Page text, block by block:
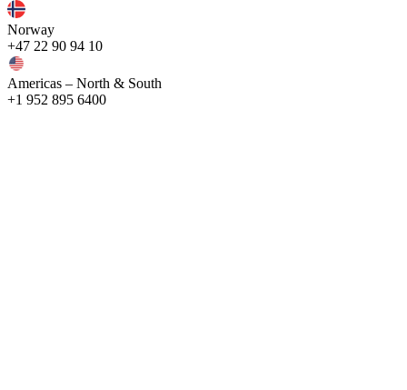
Norway
+47 22 90 94 10
Americas – North & South
+1 952 895 6400